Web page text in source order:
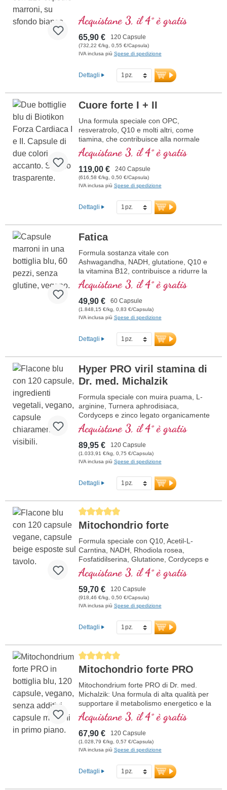
Acquistane 3, il 4° è gratis
65,90 € 120 Capsule
(732,22 €/kg, 0,55 €/Capsula)
IVA inclusa più Spese di spedizione
Dettagli
Cuore forte I + II
Una formula speciale con OPC,
resveratrolo, Q10 e molti altri, come
tiamina, che contribuisce alla normale
funzione cardiaca. (Formula 1 e Formula
2)
Acquistane 3, il 4° è gratis
119,00 € 240 Capsule
(616,58 €/kg, 0,50 €/Capsula)
IVA inclusa più Spese di spedizione
Dettagli
Fatica
Formula sostanza vitale con
Ashwagandha, NADH, glutatione, Q10 e
la vitamina B12, contribuisce a ridurre la
stanchezza e la fatica.
Acquistane 3, il 4° è gratis
49,90 € 60 Capsule
(1.848,15 €/kg, 0,83 €/Capsula)
IVA inclusa più Spese di spedizione
Dettagli
Hyper PRO viril stamina di
Dr. med. Michalzik
Formula speciale con muira puama, L-
arginine, Turnera aphrodisiaca,
Cordyceps e zinco legato organicamente
che aiutano la fertilità e un normale livello
di testosterone nel sangue.
Acquistane 3, il 4° è gratis
89,95 € 120 Capsule
(1.033,91 €/kg, 0,75 €/Capsula)
IVA inclusa più Spese di spedizione
Dettagli
Average rating of 5 out of 5 stars
Mitochondrio forte
Formula speciale con Q10, Acetil-L-
Carntina, NADH, Rhodiola rosea,
Fosfatidilserina, Glutatione, Cordyceps e
rame, che contribuisce al normale
metabolismo di energia (sotto forma di
ATP nella catena respiratoria cellulare).
Acquistane 3, il 4° è gratis
59,70 € 120 Capsule
(918,46 €/kg, 0,50 €/Capsula)
IVA inclusa più Spese di spedizione
Dettagli
Average rating of 5 out of 5 stars
Mitochondrio forte PRO
Mitochondrium forte PRO di Dr. med.
Michalzik: Una formula di alta qualità per
supportare il metabolismo energetico e la
salute cellulare. Include NADH, Q10,
Resveratrolo e Tiamina, che promuovono
il metabolismo energetico, oltre all'acido
R-Alfa-Lipoico nella preziosa forma di
Sodium-R-Lipoato. Sigillatura senza
garantiscono la massima qualità.
Sviluppato da medici.
Acquistane 3, il 4° è gratis
67,90 € 120 Capsule
(1.028,79 €/kg, 0,57 €/Capsula)
IVA inclusa più Spese di spedizione
Dettagli